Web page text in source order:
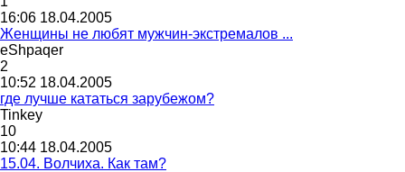
16:06 18.04.2005
Женщины не любят мужчин-экстремалов ...
eShpaqer
2
10:52 18.04.2005
где лучше кататься зарубежом?
Tinkey
10
10:44 18.04.2005
15.04. Волчиха. Как там?